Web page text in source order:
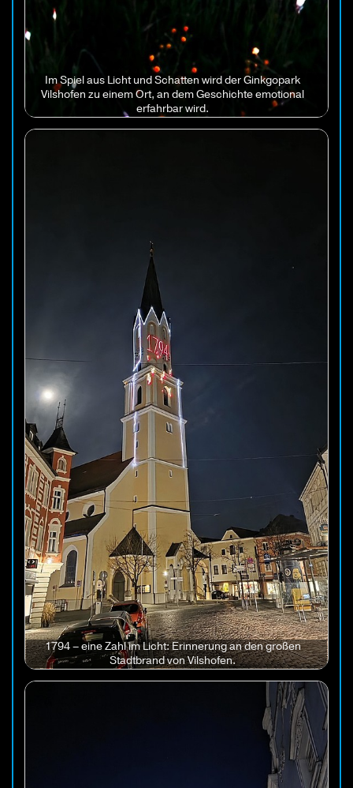
Im Spiel aus Licht und Schatten wird der Ginkgopark
Vilshofen zu einem Ort, an dem Geschichte emotional
erfahrbar wird.
1794 – eine Zahl im Licht: Erinnerung an den großen
Stadtbrand von Vilshofen.